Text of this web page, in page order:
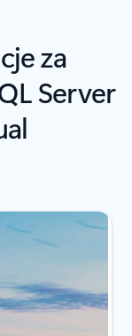
za
Server